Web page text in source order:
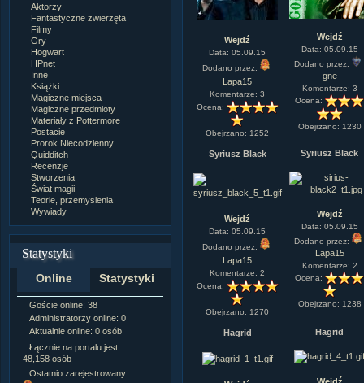
Aktorzy
Fantastyczne zwierzęta
Filmy
Gry
Hogwart
HPnet
Inne
Książki
Magiczne miejsca
Magiczne przedmioty
Materiały z Pottermore
Postacie
Prorok Niecodzienny
Quidditch
Recenzje
Stworzenia
Świat magii
Teorie, przemyslenia
Wywiady
Statystyki
Online Statystyki
Goście online: 38
Administratorzy online: 0
Aktualnie online: 0 osób
Łącznie na portalu jest
48,158 osób
Ostatnio zarejestrowany:
Napisanych artykułów:
Dodanych newsów:
Zdjęć w galerii:21,490
Postów na forum: 319,637
Wejdź
Data: 05.09.15
Dodano przez:
Lapa15
Komentarze: 3
Ocena:
Obejrzano: 1252
Wejdź
Data: 05.09.15
Dodano przez:
gne
Komentarze: 3
Ocena:
Obejrzano: 1230
Syriusz Black
Wejdź
Data: 05.09.15
Dodano przez:
Lapa15
Komentarze: 2
Ocena:
Obejrzano: 1270
Syriusz Black
Wejdź
Data: 05.09.15
Dodano przez:
Lapa15
Komentarze: 2
Ocena:
Obejrzano: 1238
Hagrid Hagrid